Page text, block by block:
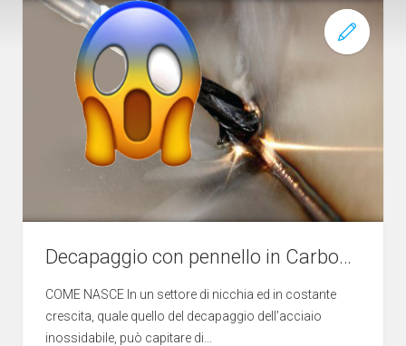
Decapaggio con pennello in Carbonio
COME NASCE In un settore di nicchia ed in costante
crescita, quale quello del decapaggio dell’acciaio
inossidabile, può capitare di...